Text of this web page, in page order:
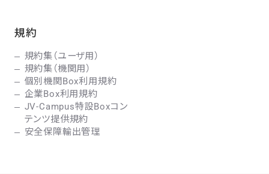
規約
規約集（ユーザ用）
規約集（機関用）
個別機関Box利用規約
企業Box利用規約
JV-Campus特設Boxコン
テンツ提供規約
安全保障輸出管理